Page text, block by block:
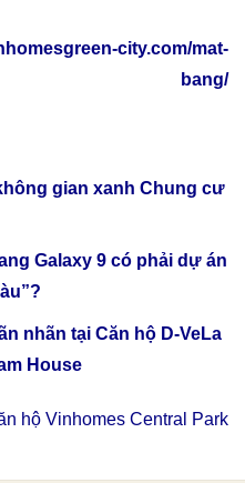
city.com/mat-
bang/
gian xanh Chung cư
Galaxy 9 có phải dự án
nhãn tại Căn hộ D-VeLa
House
hộ Vinhomes Central Park